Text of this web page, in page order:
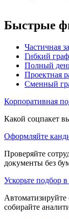
Быстрые
Частичная
Гибкий
Полный
Проектная
Сменный
Корпоративная
Какой соцпакет
Оформляйте
Проверяйте
документы без
Ускорьте подбор
Автоматизируйте
собирайте